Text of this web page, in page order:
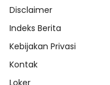
Disclaimer
Indeks Berita
Kebijakan Privasi
Kontak
Loker